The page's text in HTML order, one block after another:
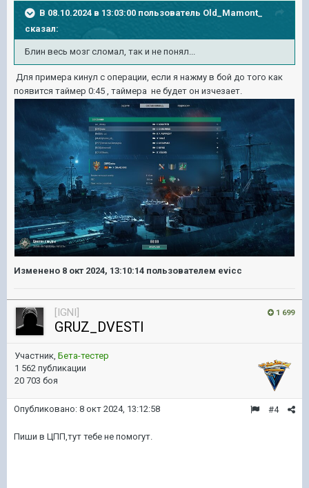
В 08.10.2024 в 13:03:00 пользователь Old_Mamont_
сказал:
Блин весь мозг сломал, так и не понял...
Для примера кинул с операции, если я нажму в бой до того как
появится таймер 0:45 , таймера не будет он изчезает.
Изменено 8 окт 2024, 13:10:14 пользователем evicc
1 699
[IGNI]
GRUZ_DVESTI
Участник, Бета-тестер
1 562 публикации
20 703 боя
#4
Опубликовано: 8 окт 2024, 13:12:58
Пиши в ЦПП,тут тебе не помогут.